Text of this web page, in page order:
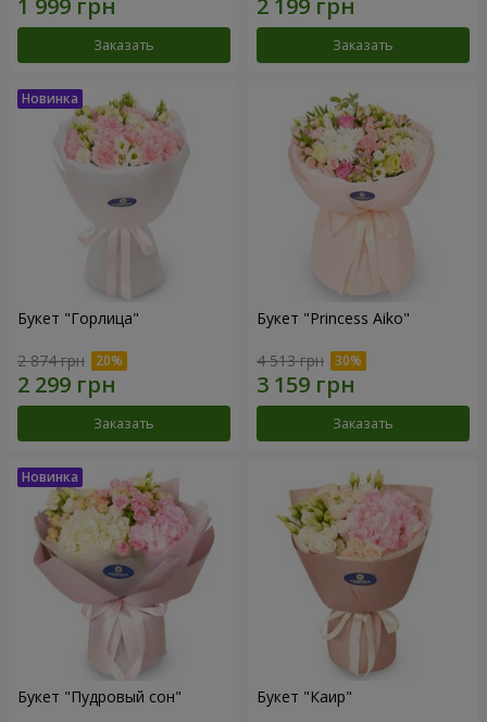
Заказать Заказать
Букет "Горлица"
2 874 грн
Заказать
Букет "Princess Aiko"
4 513 грн
Заказать
Букет "Пудровый сон" Букет "Каир"